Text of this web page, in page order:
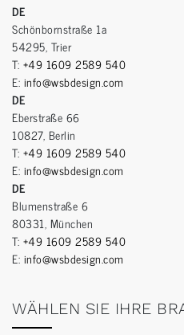
DE
Schönbornstraße 1a
54295, Trier
T: +49 1609 2589 540
E: info@wsbdesign.com
DE
Eberstraße 66
10827, Berlin
T: +49 1609 2589 540
E: info@wsbdesign.com
DE
Blumenstraße 6
80331, München
T: +49 1609 2589 540
E: info@wsbdesign.com
WÄHLEN SIE IHRE